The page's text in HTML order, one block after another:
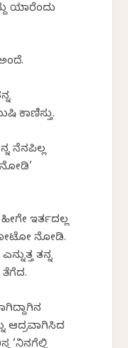
ಯಾರೆಂದು
ಕಾಣಿಸ್ತು.
ನೆನಪಿಲ್ಲ
ನೋಡಿ’
ಇರ್ತದಲ್ಲ
ನೋಡಿ.
ತನ್ನ
ಆದ್ರವಾಗಿಸಿದ